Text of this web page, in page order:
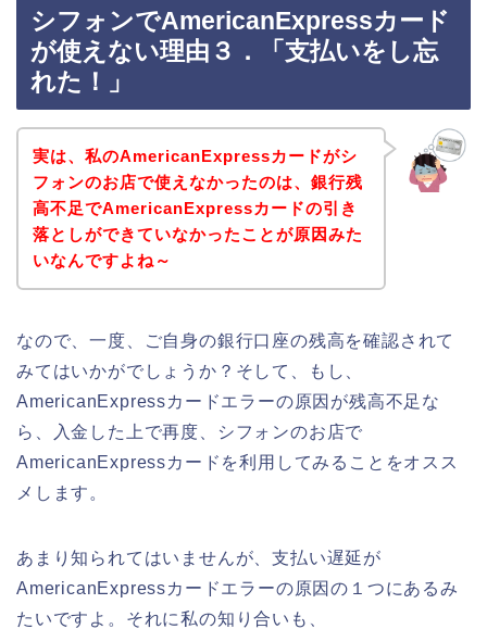
シフォンでAmericanExpressカード
が使えない理由３．「支払いをし忘
れた！」
実は、私のAmericanExpressカードがシ
フォンのお店で使えなかったのは、銀行残
高不足でAmericanExpressカードの引き
落としができていなかったことが原因みた
いなんですよね～
なので、一度、ご自身の銀行口座の残高を確認されて
みてはいかがでしょうか？そして、もし、
AmericanExpressカードエラーの原因が残高不足な
ら、入金した上で再度、シフォンのお店で
AmericanExpressカードを利用してみることをオスス
メします。
あまり知られてはいませんが、支払い遅延が
AmericanExpressカードエラーの原因の１つにあるみ
たいですよ。それに私の知り合いも、